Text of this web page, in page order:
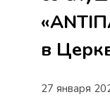
в
27 января